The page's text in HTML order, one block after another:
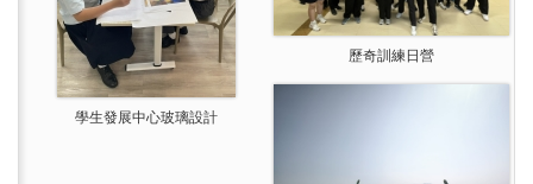
學生發展中心玻璃設計
歷奇訓練日營